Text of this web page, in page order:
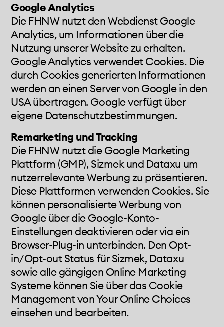
Google Analytics
Die FHNW nutzt den Webdienst Google
Analytics, um Informationen über die
Nutzung unserer Website zu erhalten.
Google Analytics verwendet Cookies. Die
durch Cookies generierten Informationen
werden an einen Server von Google in den
USA übertragen. Google verfügt über
eigene Datenschutzbestimmungen.
Remarketing und Tracking
Die FHNW nutzt die Google Marketing
Plattform (GMP), Sizmek und Dataxu um
nutzerrelevante Werbung zu präsentieren.
Diese Plattformen verwenden Cookies. Sie
können personalisierte Werbung von
Google über die Google-Konto-
Einstellungen deaktivieren oder via ein
Browser-Plug-in unterbinden. Den Opt-
in/Opt-out Status für Sizmek, Dataxu
sowie alle gängigen Online Marketing
Systeme können Sie über das Cookie
Management von Your Online Choices
einsehen und bearbeiten.